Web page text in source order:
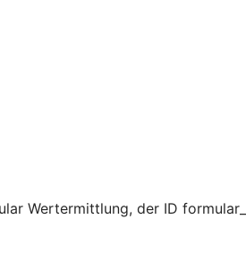
Wertermittlung, der ID